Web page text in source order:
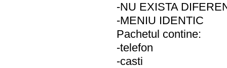
-NU EXISTA
-MENIU IDENTIC
Pachetul contine:
-telefon
-casti